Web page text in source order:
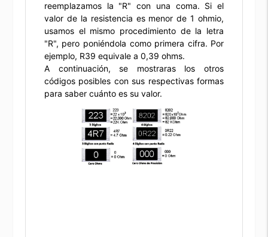
reemplazamos la "R" con una coma. Si el
valor de la resistencia es menor de 1 ohmio,
usamos el mismo procedimiento de la letra
"R", pero poniéndola como primera cifra. Por
ejemplo, R39 equivale a 0,39 ohms.
A continuación, se mostraras los otros
códigos posibles con sus respectivas formas
para saber cuánto es su valor.